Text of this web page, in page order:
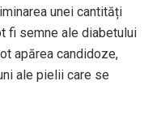
unei cantități
fi semne ale diabetului
apărea candidoze,
ale pielii care se